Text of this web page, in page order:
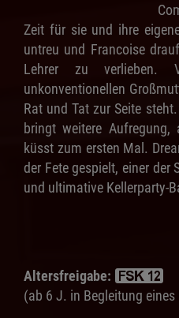
Zeit für sie und ihre
untreu und Francoise
Lehrer zu verlieben.
unkonventionellen
Rat und Tat zur Seite
bringt weitere
küsst zum ersten Mal.
der Fete gespielt, einer der
und ultimative Kellerparty-
Altersfreigabe:
(ab 6 J. in Begleitung